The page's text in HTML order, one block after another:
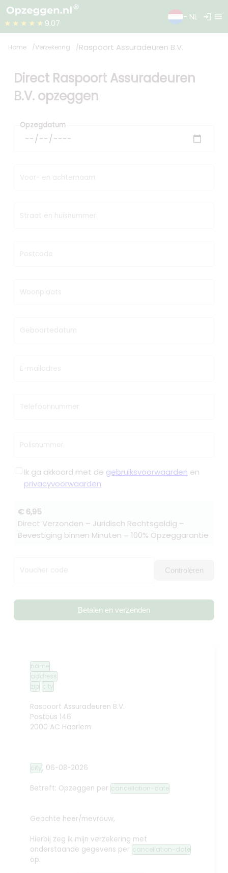
★★★★★ 9.07
- NL login menu
Home Verzekering Raspoort Assuradeuren B.V.
Direct Raspoort Assuradeuren
B.V. opzeggen
Opzegdatum
Voor- en achternaam
Straat en huisnummer
Postcode
Woonplaats
Geboortedatum
E-mailadres
Telefoonnummer
Polisnummer
Ik ga akkoord met de gebruiksvoorwaarden en
privacyvoorwaarden
€ 6,95
Direct Verzonden – Juridisch Rechtsgeldig –
Bevestiging binnen Minuten – 100% Opzeggarantie
Voucher code Controleren
Betalen en verzenden
name
address
zip city
Raspoort Assuradeuren B.V.
Postbus 146
2000 AC Haarlem
city, 06-08-2026
Betreft: Opzeggen per cancellation-date
Geachte heer/mevrouw,
Hierbij zeg ik mijn verzekering met
onderstaande gegevens per cancellation-date
op.